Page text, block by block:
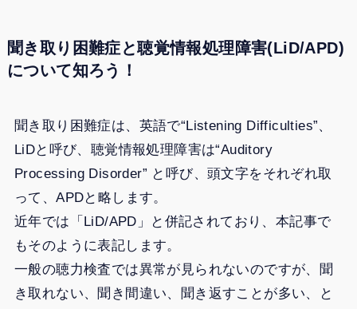
聞き取り困難症と聴覚情報処理障害(LiD/APD)
について知ろう！
聞き取り困難症は、英語で“Listening Difficulties”、
LiDと呼び、聴覚情報処理障害は“Auditory
Processing Disorder” と呼び、頭文字をそれぞれ取
って、APDと略します。
近年では「LiD/APD」と併記されており、本記事で
もそのように表記します。
一般の聴力検査では異常が見られないのですが、聞
き取れない、聞き間違い、聞き返すことが多い、と